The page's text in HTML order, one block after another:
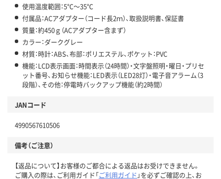
使用温度範囲：5℃～35℃
付属品：ACアダプター（コード長2ｍ）、取扱説明書、保証書
質量：約450ｇ（ACアダプター含まず）
カラー：ダークグレー
材質：時計：ABS、布部：ポリエステル、ポケット：PVC
機能：LCD表示画面：時間表示（24時間）・文字盤照明・曜日・プリセ
ット番号、お知らせ機能：LED表示（LED28灯）・電子音アラーム（3
段階）、その他：停電時バックアップ機能（約2時間）
JANコード
4990567610506
備考（ご注意）
【返品について】お客様のご都合による返品はお受けできません。
ご購入の際は、ご利用ガイド「ご利用ガイド 」を必ずご確認の上、お